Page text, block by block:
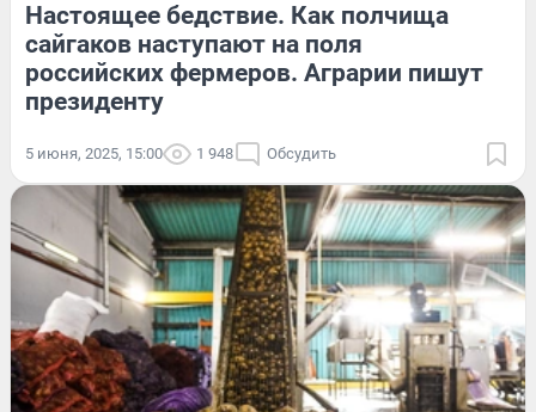
Настоящее бедствие. Как полчища
сайгаков наступают на поля
российских фермеров. Аграрии пишут
президенту
5 июня, 2025, 15:00 1 948 Обсудить